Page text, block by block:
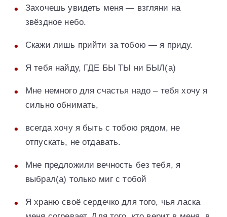
Захочешь увидеть меня — взгляни на
звёздное небо.
Скажи лишь прийти за тобою — я приду.
Я тебя найду, ГДЕ БЫ ТЫ ни БЫЛ(а)
Мне немного для счастья надо – тебя хочу я
сильно обнимать,
всегда хочу я быть с тобою рядом, не
отпускать, не отдавать.
Мне предложили вечность без тебя, я
выбрал(а) только миг с тобой
Я храню своё сердечко для того, чья ласка